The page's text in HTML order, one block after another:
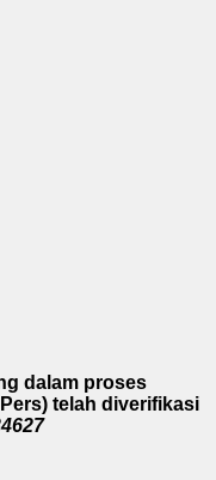
dalam proses
telah diverifikasi